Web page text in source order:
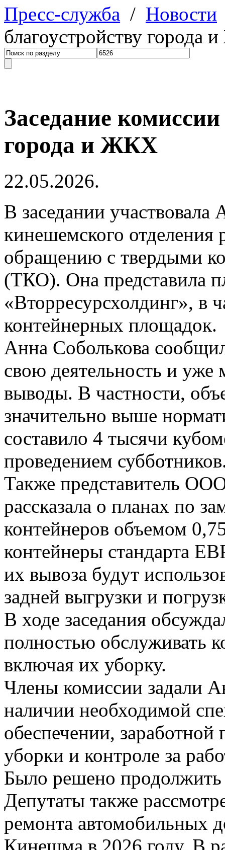
Пресс-служба / Новости
благоустройству города
Заседание
города и ЖКХ
22.05.2026.
В заседании участвовала
кинешемского отделения
обращению с твердыми
(ТКО). Она представила
«Вторресурсхолдинг», в
контейнерных площадок.
Анна Соболькова
свою деятельность и уже
выводы. В частности,
значительно выше
составило 4 тысячи
проведением
Также представитель
рассказала о планах по
контейнеров объемом
контейнеры стандарта
их вывоза будут
задней выгрузки и
В ходе заседания
полностью обслуживать
включая их уборку.
Члены комиссии задали
наличии необходимой
обеспечении,
уборки и контроле за
Было решено
Депутаты также
ремонта автомобильных
Кинешма в 2026 году. В